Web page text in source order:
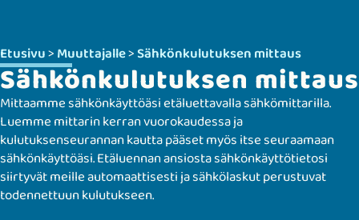
Etusivu>Muuttajalle>Sähkönkulutuksen mittaus
Sähkönkulutuksen mittaus
Mittaamme sähkönkäyttöäsi etäluettavalla sähkömittarilla.
Luemme mittarin kerran vuorokaudessa ja
kulutuksenseurannan kautta pääset myös itse seuraamaan
sähkönkäyttöäsi. Etäluennan ansiosta sähkönkäyttötietosi
siirtyvät meille automaattisesti ja sähkölaskut perustuvat
todennettuun kulutukseen.